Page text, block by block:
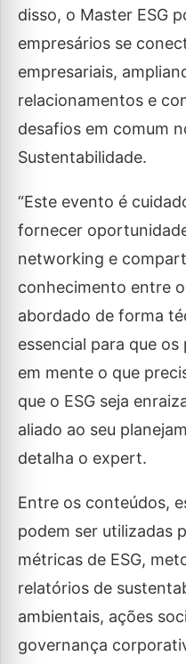
disso, o Master ESG
empresários se
empresariais,
relacionamentos e
desafios em comum
Sustentabilidade.
“Este evento é
fornecer
networking e
conhecimento entre
abordado de forma
essencial para que
em mente o que
que o ESG seja
aliado ao seu
detalha o expert.
Entre os conteúdos,
podem ser utilizadas
métricas de ESG,
relatórios de
ambientais, ações
governança